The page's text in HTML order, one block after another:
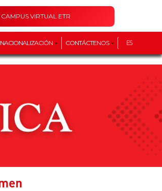
CAMPUS VIRTUAL ETR
CONTÁCTENOS ES